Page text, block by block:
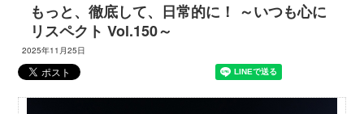
もっと、徹底して、日常的に！ ～いつも心に
リスペクト Vol.150～
2025年11月25日